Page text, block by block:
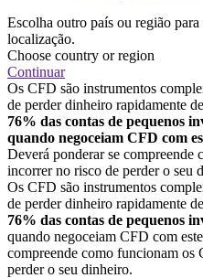
Escolha outro país ou região
localização.
Choose country or region
Continuar
Os CFD são instrumentos
de perder dinheiro rapidamente
76% das contas de pequenos
quando negoceiam CFD com
Deverá ponderar se
incorrer no risco de perder o seu
Os CFD são instrumentos
de perder dinheiro rapidamente
76% das contas de pequenos
quando negoceiam CFD com
compreende como funcionam os
perder o seu dinheiro.